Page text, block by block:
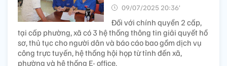
09/07/2025 20:36’
Đối với chính quyền 2 cấp,
tại cấp phường, xã có 3 hệ thống thông tin giải quyết hồ
sơ, thủ tục cho người dân và báo cáo bao gồm dịch vụ
công trực tuyến, hệ thống hội họp từ tỉnh đến xã,
phường và hệ thống E- office.